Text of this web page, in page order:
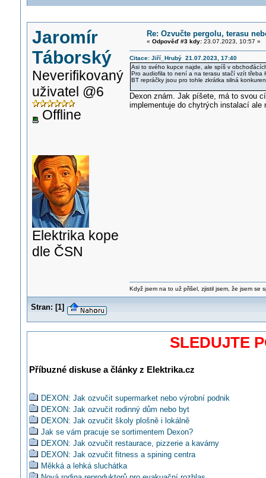
Jaromír
Táborský
Neverifikovaný
uživatel @6
Offline
Elektrika kope
dle ČSN
Re: Ozvučte pergolu, terasu
« Odpověď #3 kdy:23.07.2023, 10:57 »
Citace: Jiří_Hrubý 21.07.2023, 17:40
Asi to svého kupce najde, ale spíš v
Pro audiofila to není a na terasu stačí vzít třeba
BT repráčky jsou pro tohle zkrátka silná
Dexon znám. Jak píšete, má to svou
implementuje do chytrých instalací
Když jsem na to už přišel, zjistil jsem, že jsem se
Stran: [1]
SLEDUJTE
Příbuzné diskuse a články z Elektrika.cz
DEXON: Jak ozvučit supermarket nebo výrobní podnik
DEXON: Jak ozvučit rodinný dům nebo byt
DEXON: Jak ozvučit školy plošně i lokálně
Jak se vám pracuje se sortimentem Dexon?
DEXON: Jak ozvučit restaurace, pizzerie a kavárny
DEXON: Jak ozvučit fitness a spining centra
Měkká a lehká sluchátka